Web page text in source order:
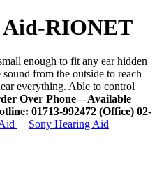
RIONET
enough to fit any ear hidden
from the outside to reach
everything. Able to control
Over Phone—Available
01713-992472 (Office) 02-
Sony Hearing Aid